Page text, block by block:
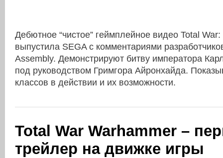
Дебютное “чистое” геймплейное видео Total
выпустила SEGA c комментариями
Assembly. Демонстрируют битву императора
под руководством Гримгора Айронхайда.
классов в действии и их возможности.
Total War Warhammer –
трейлер на движке игры